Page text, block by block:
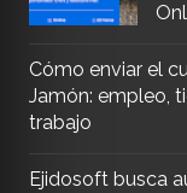
Cómo enviar el
Jamón: empleo,
trabajo
Ejidosoft busca